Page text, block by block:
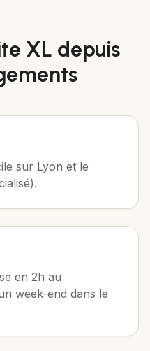
XL depuis
sur Lyon et le
en 2h au
week-end dans le